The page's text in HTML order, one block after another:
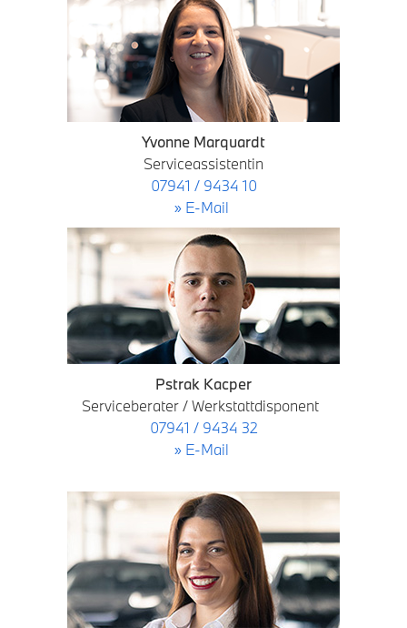
Yvonne Marquardt
Serviceassistentin
07941 / 9434 10
» E-Mail
Pstrak Kacper
Serviceberater / Werkstattdisponent
07941 / 9434 32
» E-Mail